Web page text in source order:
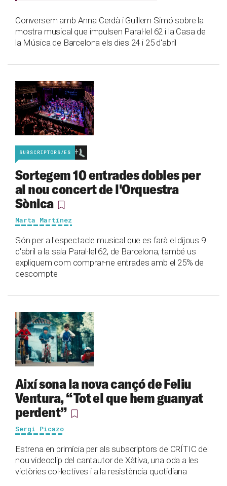
Conversem amb Anna Cerdà i Guillem Simó sobre la
mostra musical que impulsen Paral·lel 62 i la Casa de
la Música de Barcelona els dies 24 i 25 d'abril
SUBSCRIPTORS/ES
Sortegem 10 entrades dobles per
al nou concert de l'Orquestra
Sònica
Marta Martínez
Són per a l'espectacle musical que es farà el dijous 9
d'abril a la sala Paral·lel 62, de Barcelona; també us
expliquem com comprar-ne entrades amb el 25% de
descompte
Així sona la nova cançó de Feliu
Ventura, “Tot el que hem guanyat
perdent”
Sergi Picazo
Estrena en primícia per als subscriptors de CRÍTIC del
nou videoclip del cantautor de Xàtiva, una oda a les
victòries col·lectives i a la resistència quotidiana